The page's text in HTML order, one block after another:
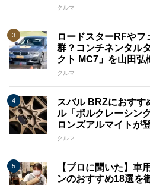
クルマ
ロードスターRFや
群？コンチネンタル
クト MC7」を山田弘
クルマ
スバル BRZにおすす
ル「ボルクレーシン
ロンズアルマイトが
クルマ
【プロに聞いた】車
ンのおすすめ18選を